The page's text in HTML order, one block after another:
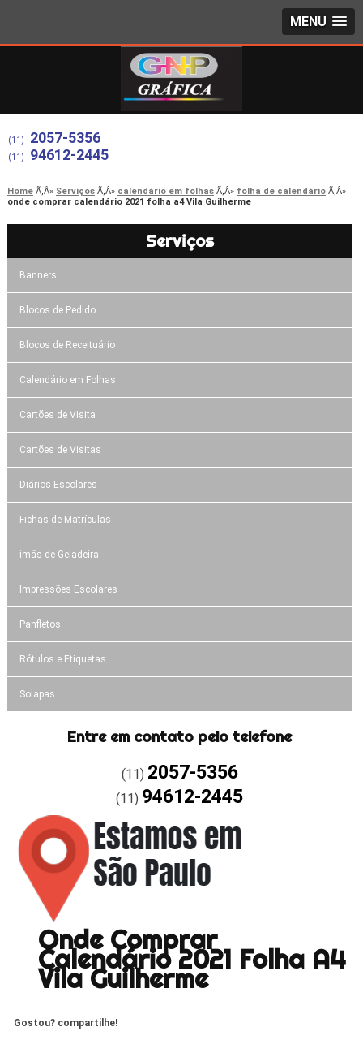
MENU
(11) 2057-5356
(11) 94612-2445
Home Serviços calendário em folhas
folha de calendário
onde comprar calendário 2021 folha a4 Vila Guilherme
Serviços
Banners
Blocos de Pedido
Blocos de Receituário
Calendário em Folhas
Cartões de Visita
Cartões de Visitas
Diários Escolares
Fichas de Matrículas
ímãs de Geladeira
Impressões Escolares
Panfletos
Rótulos e Etiquetas
Solapas
Entre em contato pelo telefone
(11) 2057-5356
(11) 94612-2445
Onde Comprar
Calendário 2021 Folha A4
Vila Guilherme
Gostou? compartilhe!